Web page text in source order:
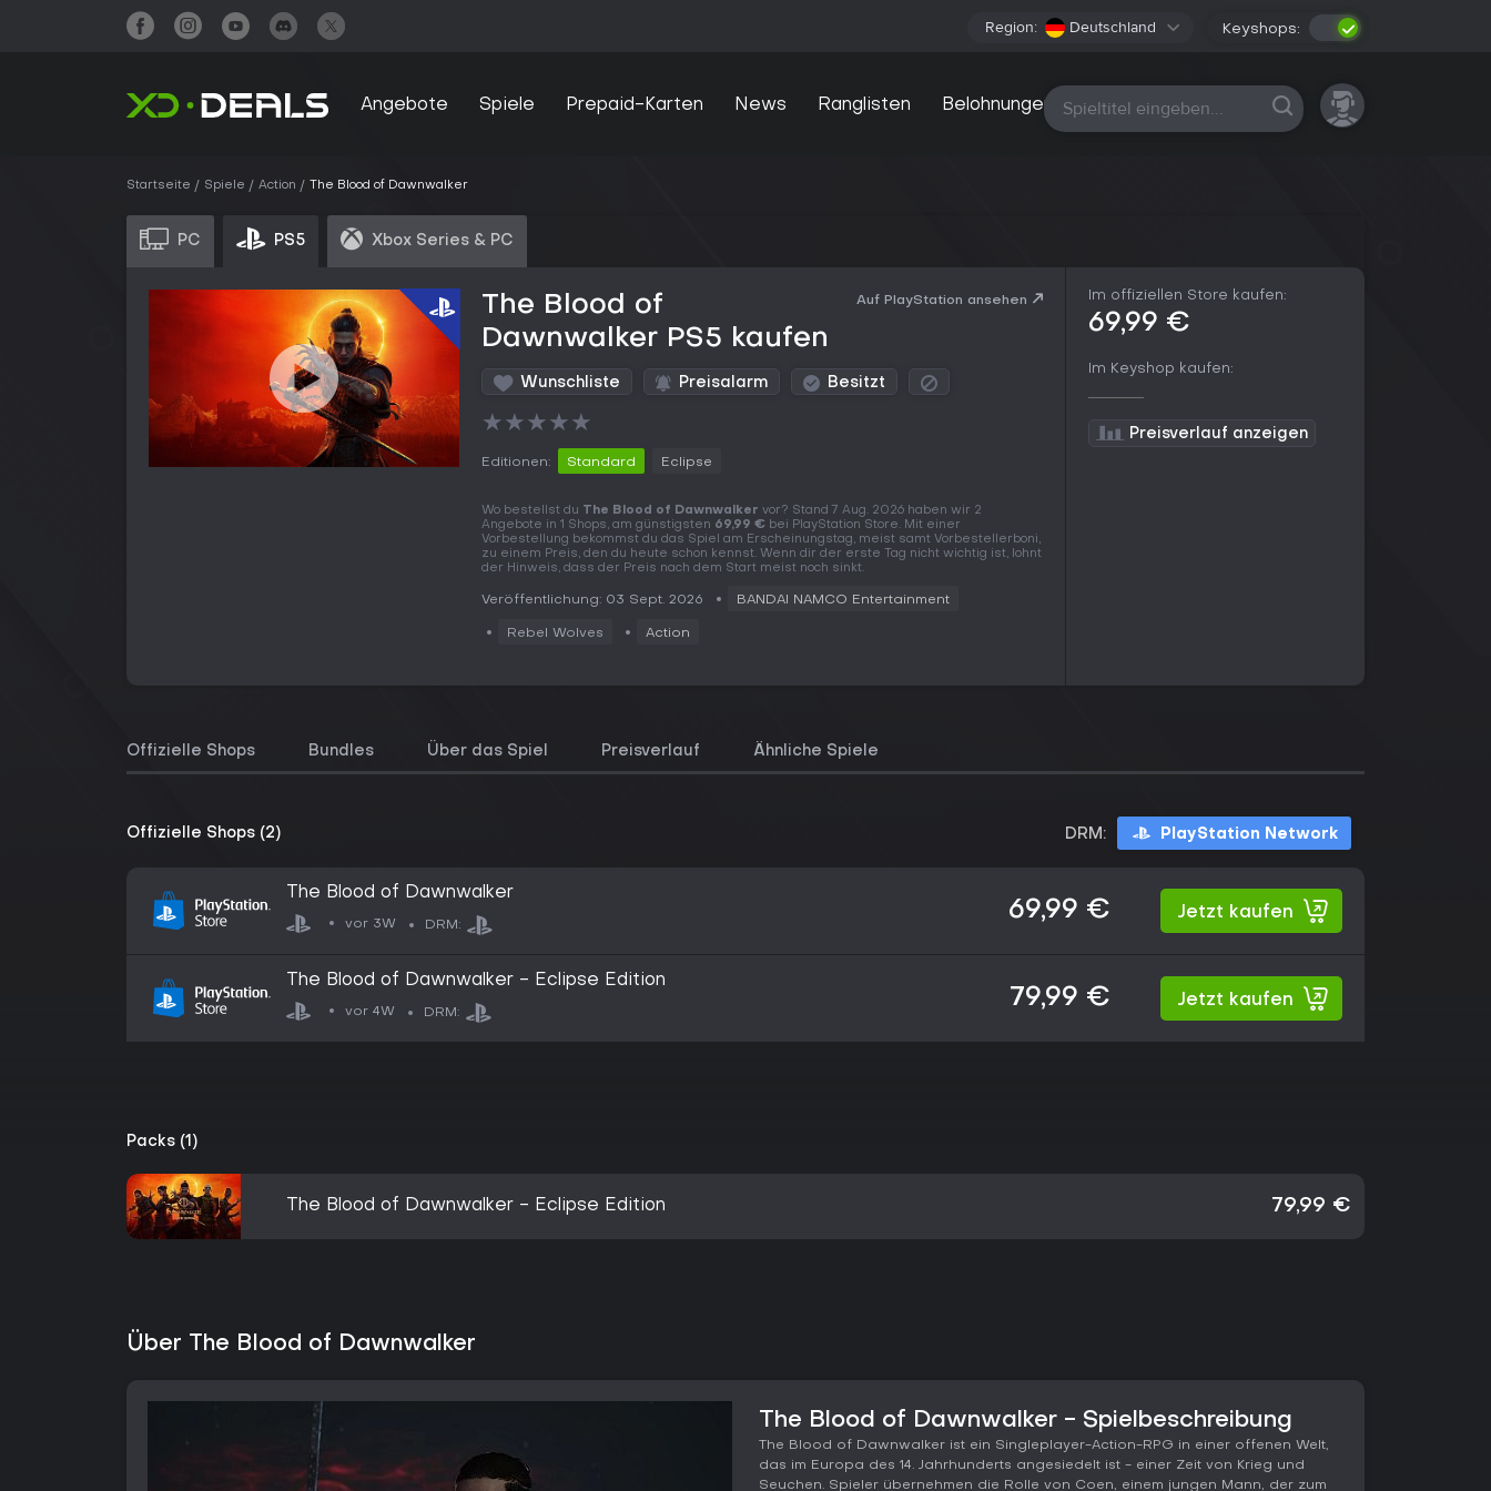
Region: Deutschland Keyshops:
Angebote Spiele Prepaid-Karten News Ranglisten Belohnungen Alle Plattformen
Startseite Spiele Action The Blood of Dawnwalker
PC PS5 Xbox Series & PC
The Blood of
Dawnwalker PS5 kaufen
Auf PlayStation ansehen
Wunschliste Preisalarm Besitzt
★★★★★
Editionen: Standard Eclipse
Wo bestellst du The Blood of Dawnwalker vor? Stand 7 Aug. 2026 haben wir 2
Angebote in 1 Shops, am günstigsten 69,99 € bei PlayStation Store. Mit einer
Vorbestellung bekommst du das Spiel am Erscheinungstag, meist samt Vorbestellerboni,
zu einem Preis, den du heute schon kennst. Wenn dir der erste Tag nicht wichtig ist, lohnt
der Hinweis, dass der Preis nach dem Start meist noch sinkt.
Veröffentlichung: 03 Sept. 2026 BANDAI NAMCO Entertainment
Rebel Wolves Action
Im offiziellen Store kaufen:
69,99 €
Im Keyshop kaufen:
Preisverlauf anzeigen
Offizielle Shops Bundles Über das Spiel Preisverlauf Ähnliche Spiele
Offizielle Shops (2) DRM: PlayStation Network
The Blood of Dawnwalker
vor 3W DRM:
69,99 € Jetzt kaufen
The Blood of Dawnwalker - Eclipse Edition
vor 4W DRM:
79,99 € Jetzt kaufen
Packs (1)
The Blood of Dawnwalker - Eclipse Edition 79,99 €
Über The Blood of Dawnwalker
The Blood of Dawnwalker - Spielbeschreibung
The Blood of Dawnwalker ist ein Singleplayer-Action-RPG in einer offenen Welt,
das im Europa des 14. Jahrhunderts angesiedelt ist - einer Zeit von Krieg und
Seuchen. Spieler übernehmen die Rolle von Coen, einem jungen Mann, der zum